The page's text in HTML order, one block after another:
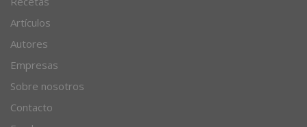
Blog de cocina
Recetas
Artículos
Autores
Empresas
Sobre nosotros